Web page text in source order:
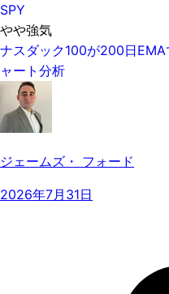
SPY
やや強気
ナスダック100が200日
ャート分析
ジェームズ・ フォード
2026年7月31日